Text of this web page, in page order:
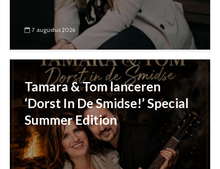
7 augustus 2026
Tamara & Tom lanceren
‘Dorst In De Smidse!’ Special
Summer Edition